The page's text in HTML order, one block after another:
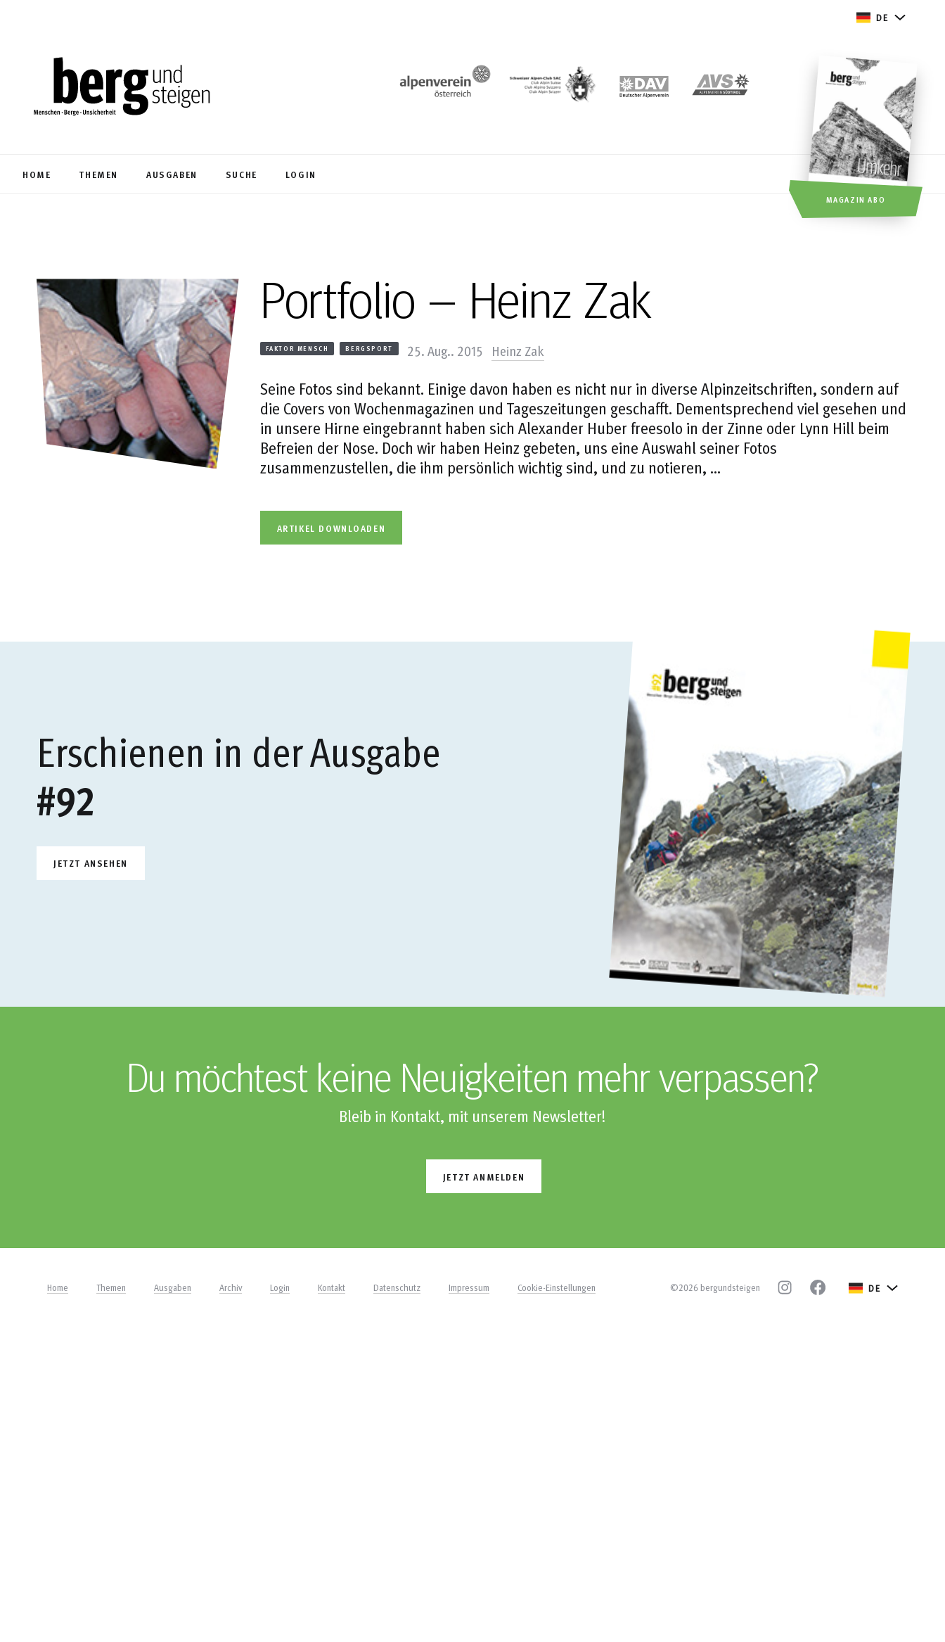
DE
HOME THEMEN AUSGABEN SUCHE LOGIN
MAGAZIN ABO
Portfolio – Heinz Zak
FAKTOR MENSCH BERGSPORT 25. Aug.. 2015 Heinz Zak
Seine Fotos sind bekannt. Einige davon haben es nicht nur in diverse Alpinzeitschriften, sondern auf
die Covers von Wochenmagazinen und Tageszeitungen geschafft. Dementsprechend viel gesehen und
in unsere Hirne eingebrannt haben sich Alexander Huber freesolo in der Zinne oder Lynn Hill beim
Befreien der Nose. Doch wir haben Heinz gebeten, uns eine Auswahl seiner Fotos
zusammenzustellen, die ihm persönlich wichtig sind, und zu notieren, …
ARTIKEL DOWNLOADEN
Erschienen in der Ausgabe
#92
JETZT ANSEHEN
Du möchtest keine Neuigkeiten mehr verpassen?
Bleib in Kontakt, mit unserem Newsletter!
JETZT ANMELDEN
Home Themen Ausgaben Archiv Login Kontakt Datenschutz Impressum Cookie-Einstellungen ©2026 bergundsteigen DE